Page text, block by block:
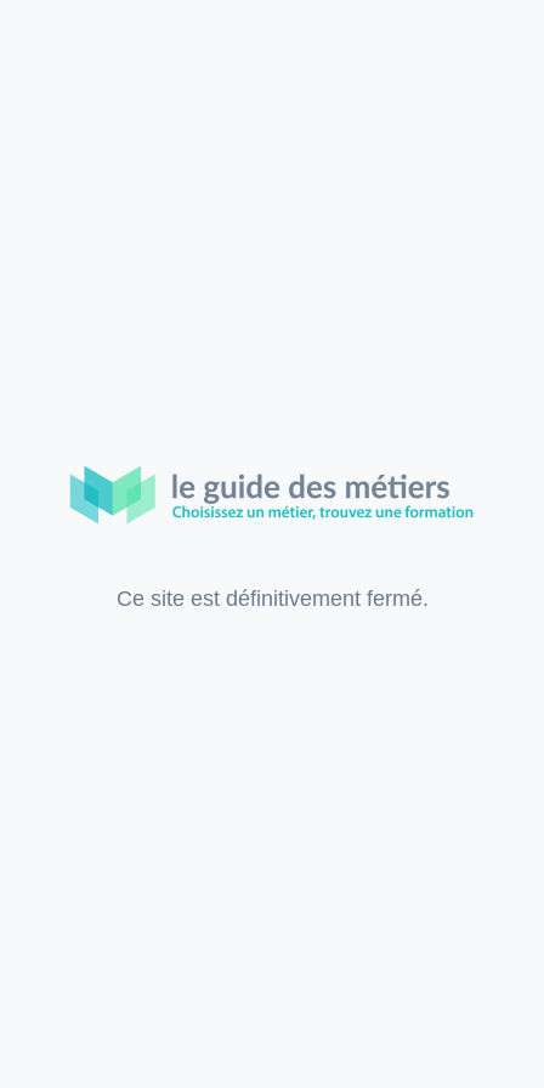
Ce site est définitivement fermé.